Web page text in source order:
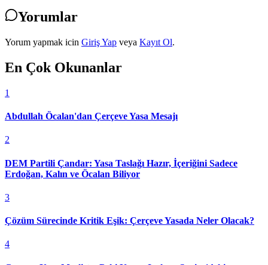
Yorumlar
Yorum yapmak icin Giriş Yap veya Kayıt Ol.
En Çok Okunanlar
1
Abdullah Öcalan'dan Çerçeve Yasa Mesajı
2
DEM Partili Çandar: Yasa Taslağı Hazır, İçeriğini Sadece
Erdoğan, Kalın ve Öcalan Biliyor
3
Çözüm Sürecinde Kritik Eşik: Çerçeve Yasada Neler Olacak?
4